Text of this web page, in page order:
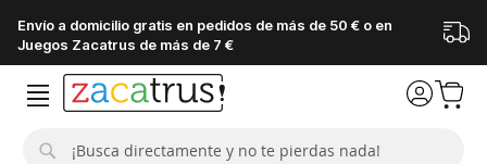
Envío a domicilio gratis en pedidos de más de 50 € o en
Juegos Zacatrus de más de 7 €